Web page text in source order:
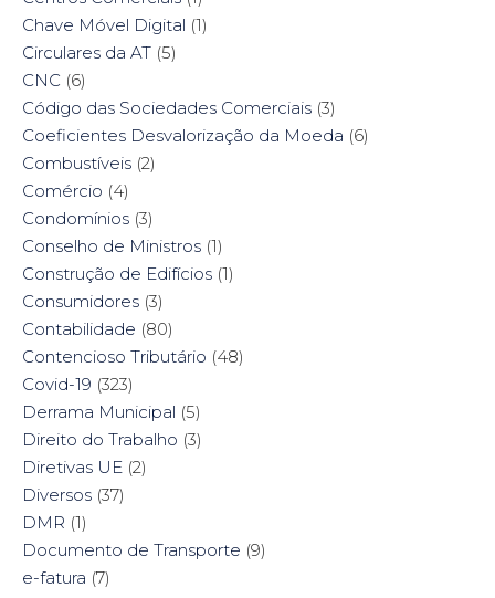
Chave Móvel Digital (1)
Circulares da AT (5)
CNC (6)
Código das Sociedades Comerciais (3)
Coeficientes Desvalorização da Moeda (6)
Combustíveis (2)
Comércio (4)
Condomínios (3)
Conselho de Ministros (1)
Construção de Edifícios (1)
Consumidores (3)
Contabilidade (80)
Contencioso Tributário (48)
Covid-19 (323)
Derrama Municipal (5)
Direito do Trabalho (3)
Diretivas UE (2)
Diversos (37)
DMR (1)
Documento de Transporte (9)
e-fatura (7)